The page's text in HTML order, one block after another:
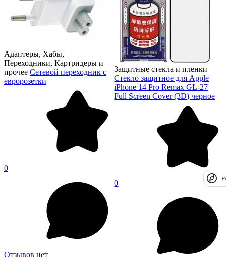
Адаптеры, Хабы,
Переходники, Картридеры и
прочее Сетевой переходник с
евророзетки
0
Отзывов нет
Защитные стекла и пленки
Стекло защитное для Apple
iPhone 14 Pro Remax GL-27
Full Screen Cover (3D) черное
0